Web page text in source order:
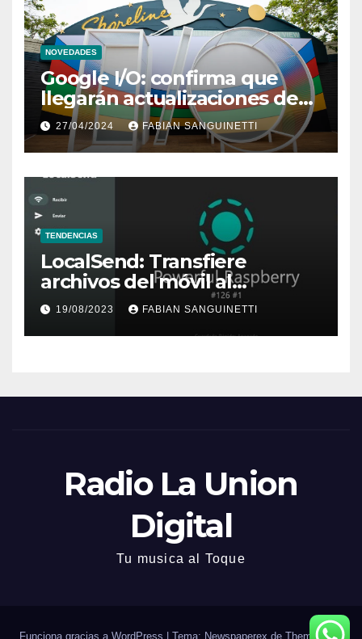
NOVEDADES
Google I/O: confirma que
llegarán actualizaciones de
Wear OS 5 y Android TV
27/04/2024 FABIAN SANGUINETTI
TENDENCIAS
LocalSend: Transfiere
archivos del móvil al
ordenador, y viceversa
19/08/2023 FABIAN SANGUINETTI
Radio La Union
Digital
Tu musica al Toque
Funciona gracias a WordPress Tema: Newspaperex de Themeansar